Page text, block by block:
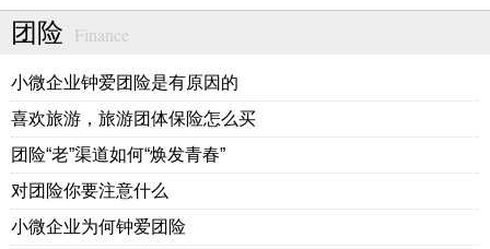
团险 Finance
小微企业钟爱团险是有原因的
喜欢旅游，旅游团体保险怎么买
团险“老”渠道如何“焕发青春”
对团险你要注意什么
小微企业为何钟爱团险